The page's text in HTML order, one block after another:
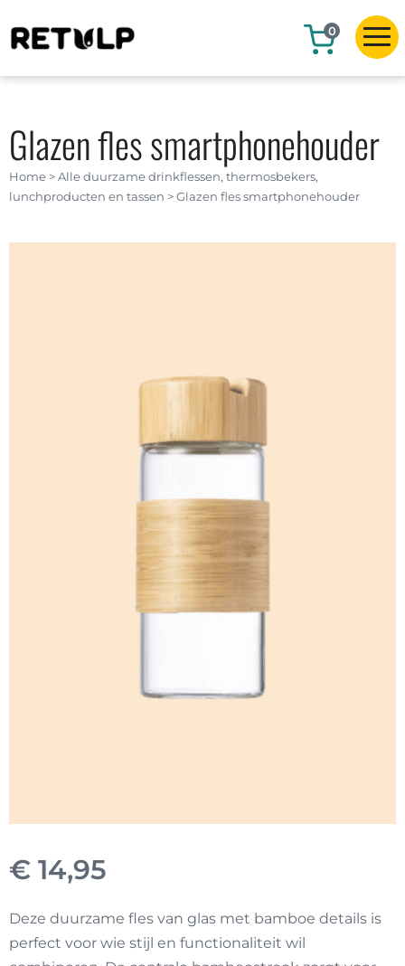
0
Home >Alle duurzame drinkflessen, thermosbekers,
lunchproducten en tassen >Glazen fles smartphonehouder
Glazen fles smartphonehouder
€ 14,95
Deze duurzame fles van glas met bamboe details is
perfect voor wie stijl en functionaliteit wil